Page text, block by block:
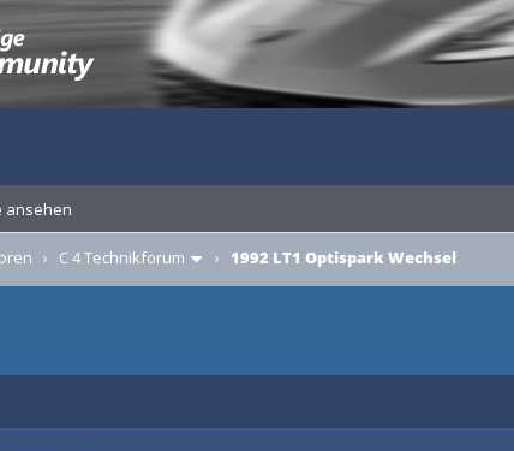
ansehen
› C 4 Technikforum › 1992 LT1 Optispark Wechsel